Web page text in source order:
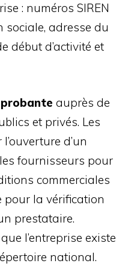
: numéros SIREN
sociale, adresse du
début d’activité et
auprès de
et privés. Les
d’un
fournisseurs pour
commerciales
pour la vérification
prestataire.
l’entreprise existe
national.